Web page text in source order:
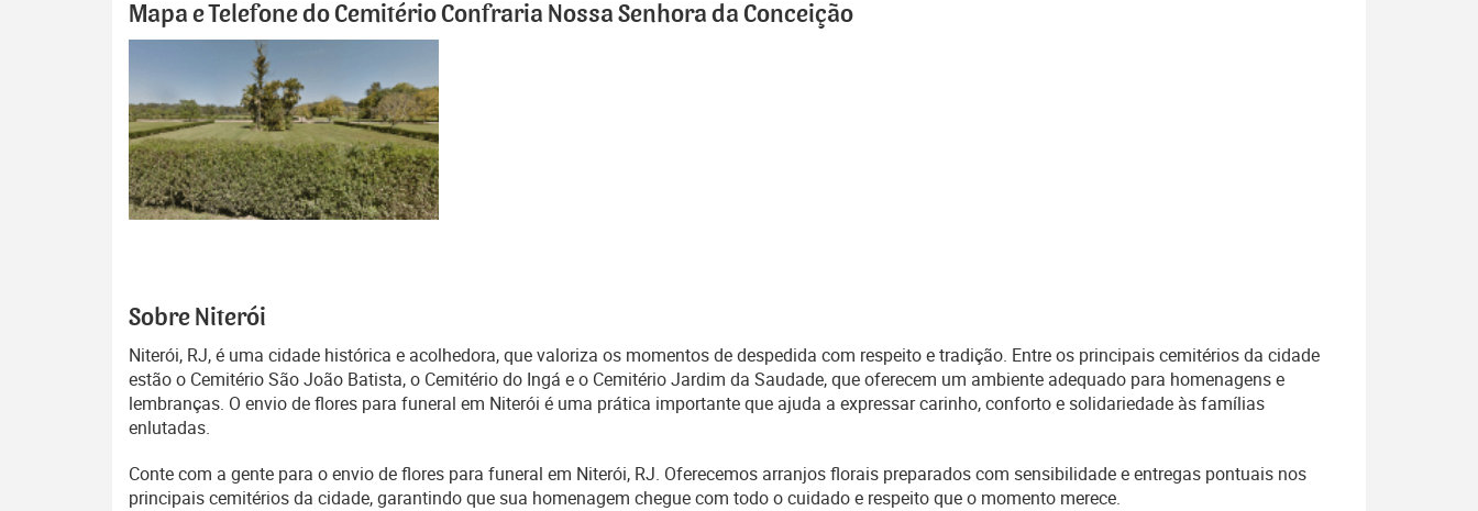
Mapa e Telefone do Cemitério Confraria Nossa Senhora da Conceição
Sobre Niterói
Niterói, RJ, é uma cidade histórica e acolhedora, que valoriza os momentos de despedida com respeito e tradição. Entre os principais cemitérios da cidade
estão o Cemitério São João Batista, o Cemitério do Ingá e o Cemitério Jardim da Saudade, que oferecem um ambiente adequado para homenagens e
lembranças. O envio de flores para funeral em Niterói é uma prática importante que ajuda a expressar carinho, conforto e solidariedade às famílias
enlutadas.
Conte com a gente para o envio de flores para funeral em Niterói, RJ. Oferecemos arranjos florais preparados com sensibilidade e entregas pontuais nos
principais cemitérios da cidade, garantindo que sua homenagem chegue com todo o cuidado e respeito que o momento merece.